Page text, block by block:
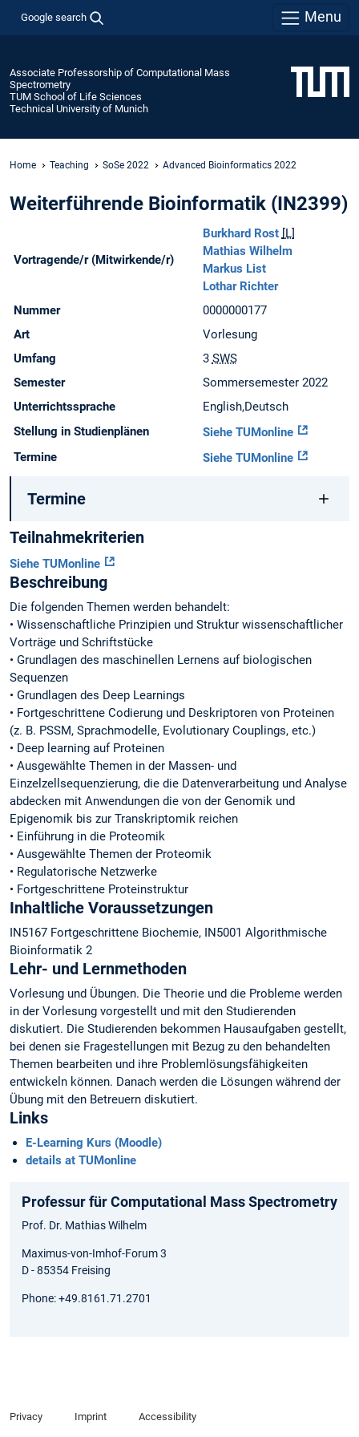
Google search Menu
Associate Professorship of Computational Mass
Spectrometry
TUM School of Life Sciences
Technical University of Munich
Home Teaching SoSe 2022 Advanced Bioinformatics 2022
Weiterführende Bioinformatik (IN2399)
Vortragende/r (Mitwirkende/r)
Burkhard Rost [L]
Mathias Wilhelm
Markus List
Lothar Richter
Nummer
0000000177
Art
Vorlesung
Umfang
3 SWS
Semester
Sommersemester 2022
Unterrichtssprache
English,Deutsch
Stellung in Studienplänen
Siehe TUMonline
Termine
Siehe TUMonline
Termine
Teilnahmekriterien
Siehe TUMonline
Beschreibung
Die folgenden Themen werden behandelt:
• Wissenschaftliche Prinzipien und Struktur wissenschaftlicher
Vorträge und Schriftstücke
• Grundlagen des maschinellen Lernens auf biologischen
Sequenzen
• Grundlagen des Deep Learnings
• Fortgeschrittene Codierung und Deskriptoren von Proteinen
(z. B. PSSM, Sprachmodelle, Evolutionary Couplings, etc.)
• Deep learning auf Proteinen
• Ausgewählte Themen in der Massen- und
Einzelzellsequenzierung, die die Datenverarbeitung und Analyse
abdecken mit Anwendungen die von der Genomik und
Epigenomik bis zur Transkriptomik reichen
• Einführung in die Proteomik
• Ausgewählte Themen der Proteomik
• Regulatorische Netzwerke
• Fortgeschrittene Proteinstruktur
Inhaltliche Voraussetzungen
IN5167 Fortgeschrittene Biochemie, IN5001 Algorithmische
Bioinformatik 2
Lehr- und Lernmethoden
Vorlesung und Übungen. Die Theorie und die Probleme werden
in der Vorlesung vorgestellt und mit den Studierenden
diskutiert. Die Studierenden bekommen Hausaufgaben gestellt,
bei denen sie Fragestellungen mit Bezug zu den behandelten
Themen bearbeiten und ihre Problemlösungsfähigkeiten
entwickeln können. Danach werden die Lösungen während der
Übung mit den Betreuern diskutiert.
Links
E-Learning Kurs (Moodle)
details at TUMonline
Professur für Computational Mass Spectrometry
Prof. Dr. Mathias Wilhelm
Maximus-von-Imhof-Forum 3
D - 85354 Freising
Phone: +49.8161.71.2701
Privacy Imprint Accessibility